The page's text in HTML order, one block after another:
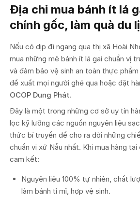
Địa chỉ mua bánh ít lá
chính gốc, làm quà du
Nếu có dịp đi ngang qua thị xã Hoài
mua những mẻ bánh ít lá gai chuẩn vị
và đảm bảo vệ sinh an toàn thực
đề xuất mọi người ghé qua hoặc đặt
OCOP Dung Phát.
Đây là một trong những cơ sở uy tín
lọc kỹ lưỡng các nguồn nguyên liệu
thức bí truyền để cho ra đời những
chuẩn vị xứ Nẫu nhất. Khi mua hàng
cam kết:
Nguyên liệu 100% tự nhiên, chất
làm bánh tỉ mỉ, hợp vệ sinh.